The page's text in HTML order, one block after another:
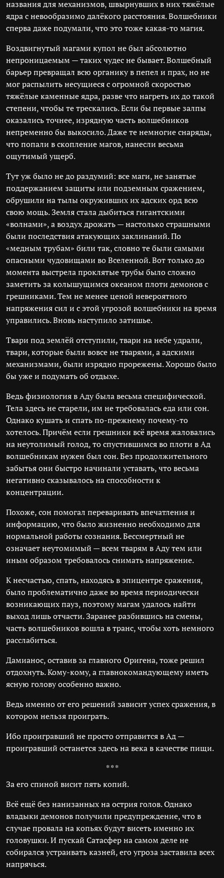
названия для механизмов, швырнувших в них тяжёлые
ядра с невообразимо далёкого расстояния. Волшебники
сперва даже подумали, что это тоже какая-то магия.
Воздвигнутый магами купол не был абсолютно
непроницаемым — таких чудес не бывает. Волшебный
барьер превращал всю органику в пепел и прах, но не
мог распылить несущиеся с огромной скоростью
тяжёлые каменные ядра, разве что нагреть их до такой
степени, чтобы те трескались. Если бы первые залпы
оказались точнее, изрядную часть волшебников
непременно бы выкосило. Даже те немногие снаряды,
что попали в скопление магов, нанесли весьма
ощутимый ущерб.
Тут уж было не до раздумий: все маги, не занятые
поддержанием защиты или подземным сражением,
обрушили на тылы окруживших их адских орд всю
свою мощь. Земля стала дыбиться гигантскими
«волнами», а воздух дрожать — настолько страшными
были последствия атакующих заклинаний. По
«медным трубам» били так, словно те были самыми
опасными чудовищами во Вселенной. Вот только до
момента выстрела проклятые трубы было сложно
заметить за колышущимся океаном плоти демонов с
грешниками. Тем не менее ценой невероятного
напряжения сил и с этой угрозой волшебники на время
управились. Вновь наступило затишье.
Твари под землёй отступили, твари на небе удрали,
твари, которые были вовсе не тварями, а адскими
механизмами, были изрядно прорежены. Хорошо было
бы уже и подумать об отдыхе.
Ведь физиология в Аду была весьма специфической.
Тела здесь не старели, им не требовалась еда или сон.
Однако кушать и спать по-прежнему почему-то
хотелось. Причём если грешники всё время жаловались
на неутолимый голод, то спустившимся во плоти в Ад
волшебникам нужен был сон. Без продолжительного
забытья они быстро начинали уставать, что весьма
негативно сказывалось на способности к
концентрации.
Похоже, сон помогал переваривать впечатления и
информацию, что было жизненно необходимо для
нормальной работы сознания. Бессмертный не
означает неутомимый — всем тварям в Аду тем или
иным образом требовалось снимать напряжение.
К несчастью, спать, находясь в эпицентре сражения,
было проблематично даже во время периодически
возникающих пауз, поэтому магам удалось найти
выход лишь отчасти. Заранее разбившись на смены,
часть волшебников вошла в транс, чтобы хоть немного
расслабиться.
Дамианос, оставив за главного Оригена, тоже решил
отдохнуть. Кому-кому, а главнокомандующему иметь
ясную голову особенно важно.
Ведь именно от его решений зависит успех сражения, в
котором нельзя проиграть.
Ибо проигравший не просто отправится в Ад —
проигравший останется здесь на века в качестве пищи.
* * *
За его спиной висит пять копий.
Всё ещё без нанизанных на острия голов. Однако
владыки демонов получили предупреждение, что в
случае провала на копьях будут висеть именно их
головушки. И пускай Сатасфер на самом деле не
собирался устраивать казней, его угроза заставила всех
напрячься.